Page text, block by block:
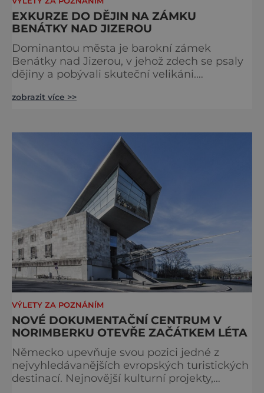
EXKURZE DO DĚJIN NA ZÁMKU
BENÁTKY NAD JIZEROU
Dominantou města je barokní zámek
Benátky nad Jizerou, v jehož zdech se psaly
dějiny a pobývali skuteční velikáni.
tu prováděl svá slavná astronomická měření
spolupráci s jeho přítelem, slavným Janem
Keplerem. Tímto historickým setkáním je
inspirována i zážitková mobilní detek
zobrazit více >>
VÝLETY ZA POZNÁNÍM
NOVÉ DOKUMENTAČNÍ CENTRUM V
NORIMBERKU OTEVŘE ZAČÁTKEM LÉTA
Německo upevňuje svou pozici jedné z
nejvyhledávanějších evropských turistických
destinací. Nejnovější kulturní projekty,